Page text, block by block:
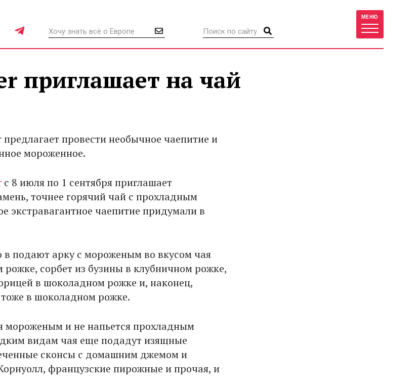
МЕНЮ
приглашает на чай
провести необычное чаепитие и
мороженное.
с 8 июля по 1 сентября приглашает
точнее горячий чай с прохладным
экстравагантное чаепитие придумали в
подают арку с мороженым во вкусом чая
сорбет из бузины в клубничном рожке,
в шоколадном рожке и, наконец,
в шоколадном рожке.
мороженым и не напьется прохладным
видам чая еще подадут изящные
сконсы с домашним джемом и
французские пирожные и прочая, и